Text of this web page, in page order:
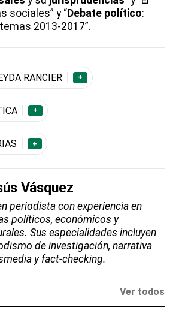
sociales” y “Debate político:
2013-2017”.
RANCIER
+
+
+
Vásquez
periodista con experiencia en
políticos, económicos y
Sus especialidades incluyen
de investigación, narrativa
y fact-checking.
Ver todos